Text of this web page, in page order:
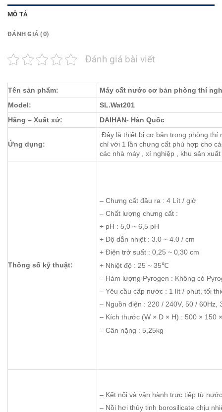
MÔ TẢ
ĐÁNH GIÁ (0)
Đánh giá bài viết
Tên sản phẩm:
Máy cất nước cơ bản phòng thí
Model:
SL.Wat201
Hãng – Xuất xứ:
DAIHAN- Hàn Quốc
Ứng dụng:
Đây là thiết bị cơ bản trong phòng thí
chỉ với 1 lần chưng cất phù hợp cho
các nhà máy , xí nghiệp , khu sản
Thông số kỹ thuật:
– Chưng cất đầu ra : 4 Lít / giờ
– Chất lượng chưng cất :
+ pH : 5,0 ~ 6,5 pH
+ Độ dẫn nhiệt : 3.0 ~ 4.0 / cm
+ Điện trở suất : 0,25 ~ 0,30 cm
+ Nhiệt độ : 25 ~ 35℃
– Hàm lượng Pyrogen : Không có
– Yêu cầu cấp nước : 1 lít / phút, tối
– Nguồn điện : 220 / 240V, 50 / 60Hz,
– Kích thước (W × D × H) : 500 × 150
– Cân nặng : 5,25kg
– Kết nối và vận hành trực tiếp từ
– Nồi hơi thủy tinh borosilicate chịu